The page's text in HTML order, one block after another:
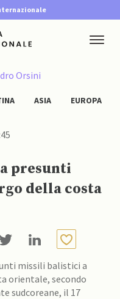
Orsini
ASIA EUROPA
presunti
della costa
missili balistici a
orientale, secondo
sudcoreane, il 17